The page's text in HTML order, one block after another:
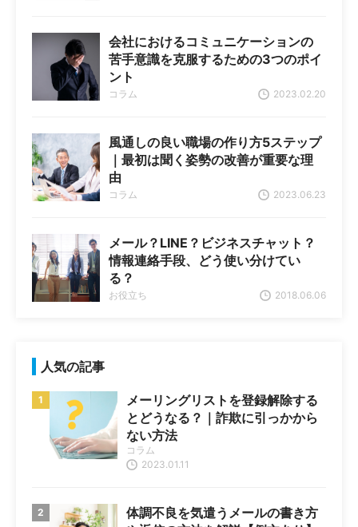
会社におけるコミュニケーションの
苦手意識を克服するための3つのポイ
ント
2023.02.20
コラム
風通しの良い職場の作り方5ステップ
｜最初は聞く姿勢の改善が重要な理
由
2023.06.23
コラム
メール？LINE？ビジネスチャット？
情報連絡手段、どう使い分けてい
る？
2018.06.06
お役立ち
人気の記事
メーリングリストを登録解除する
とどうなる？｜詐欺に引っかから
ない方法
2023.01.11
コラム
体調不良を気遣うメールの書き方